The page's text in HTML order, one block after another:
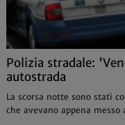
Polizia stradale:
autostrada
La scorsa notte sono stati
che avevano appena